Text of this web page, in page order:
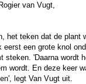
van Vugt,
het teken dat de plant
een grote knol
steken. 'Daarna wordt
wordt. En deze keer
legt Van Vugt uit.